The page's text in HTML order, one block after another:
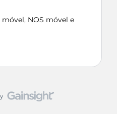
móvel, NOS móvel e